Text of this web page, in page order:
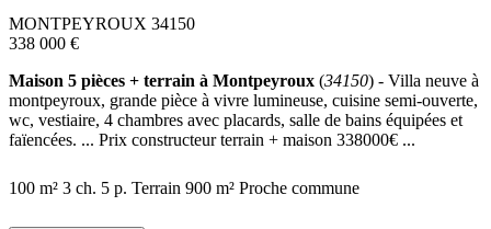
MONTPEYROUX 34150
338 000 €
Maison 5 pièces + terrain à Montpeyroux (34150) - Villa neuve à
montpeyroux, grande pièce à vivre lumineuse, cuisine semi-ouverte,
wc, vestiaire, 4 chambres avec placards, salle de bains équipées et
faïencées. ... Prix constructeur terrain + maison 338000€ ...
100 m² 3 ch. 5 p. Terrain 900 m² Proche commune